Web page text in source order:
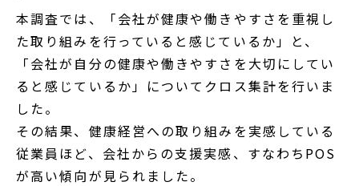
本調査では、「会社が健康や働きやすさを重視し
た取り組みを行っていると感じているか」と、
「会社が自分の健康や働きやすさを大切にしてい
ると感じているか」についてクロス集計を行いま
した。
その結果、健康経営への取り組みを実感している
従業員ほど、会社からの支援実感、すなわちPOS
が高い傾向が見られました。